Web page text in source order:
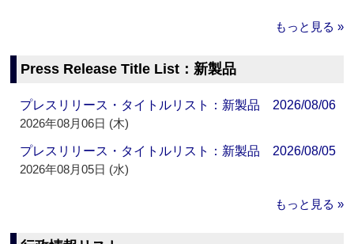
もっと見る »
Press Release Title List：新製品
プレスリリース・タイトルリスト：新製品 2026/08/06
2026年08月06日 (木)
プレスリリース・タイトルリスト：新製品 2026/08/05
2026年08月05日 (水)
もっと見る »